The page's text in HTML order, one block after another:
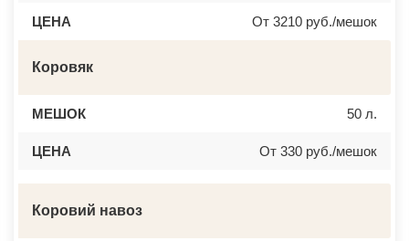
ЦЕНА От 3210 руб./мешок
Коровяк
МЕШОК 50 л.
ЦЕНА От 330 руб./мешок
Коровий навоз